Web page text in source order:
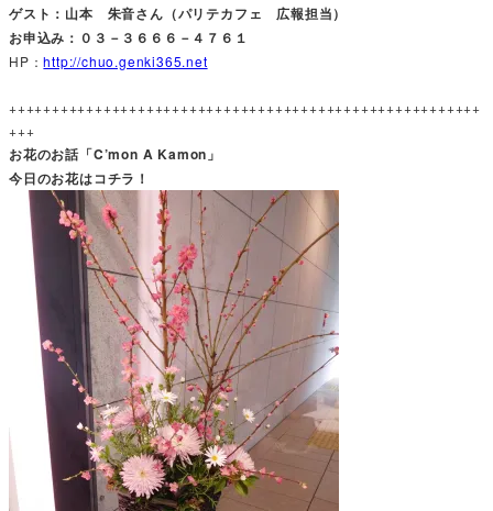
ゲスト：山本 朱音さん（パリテカフェ 広報担当）
お申込み：０３－３６６６－４７６１
HP：http://chuo.genki365.net
+++++++++++++++++++++++++++++++++++++++++++++++++++++++
+++
お花のお話「C’mon A Kamon」
今日のお花はコチラ！